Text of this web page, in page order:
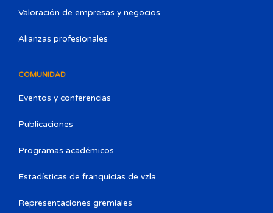
Valoración de empresas y negocios
Alianzas profesionales
COMUNIDAD
Eventos y conferencias
Publicaciones
Programas académicos
Estadísticas de franquicias de vzla
Representaciones gremiales